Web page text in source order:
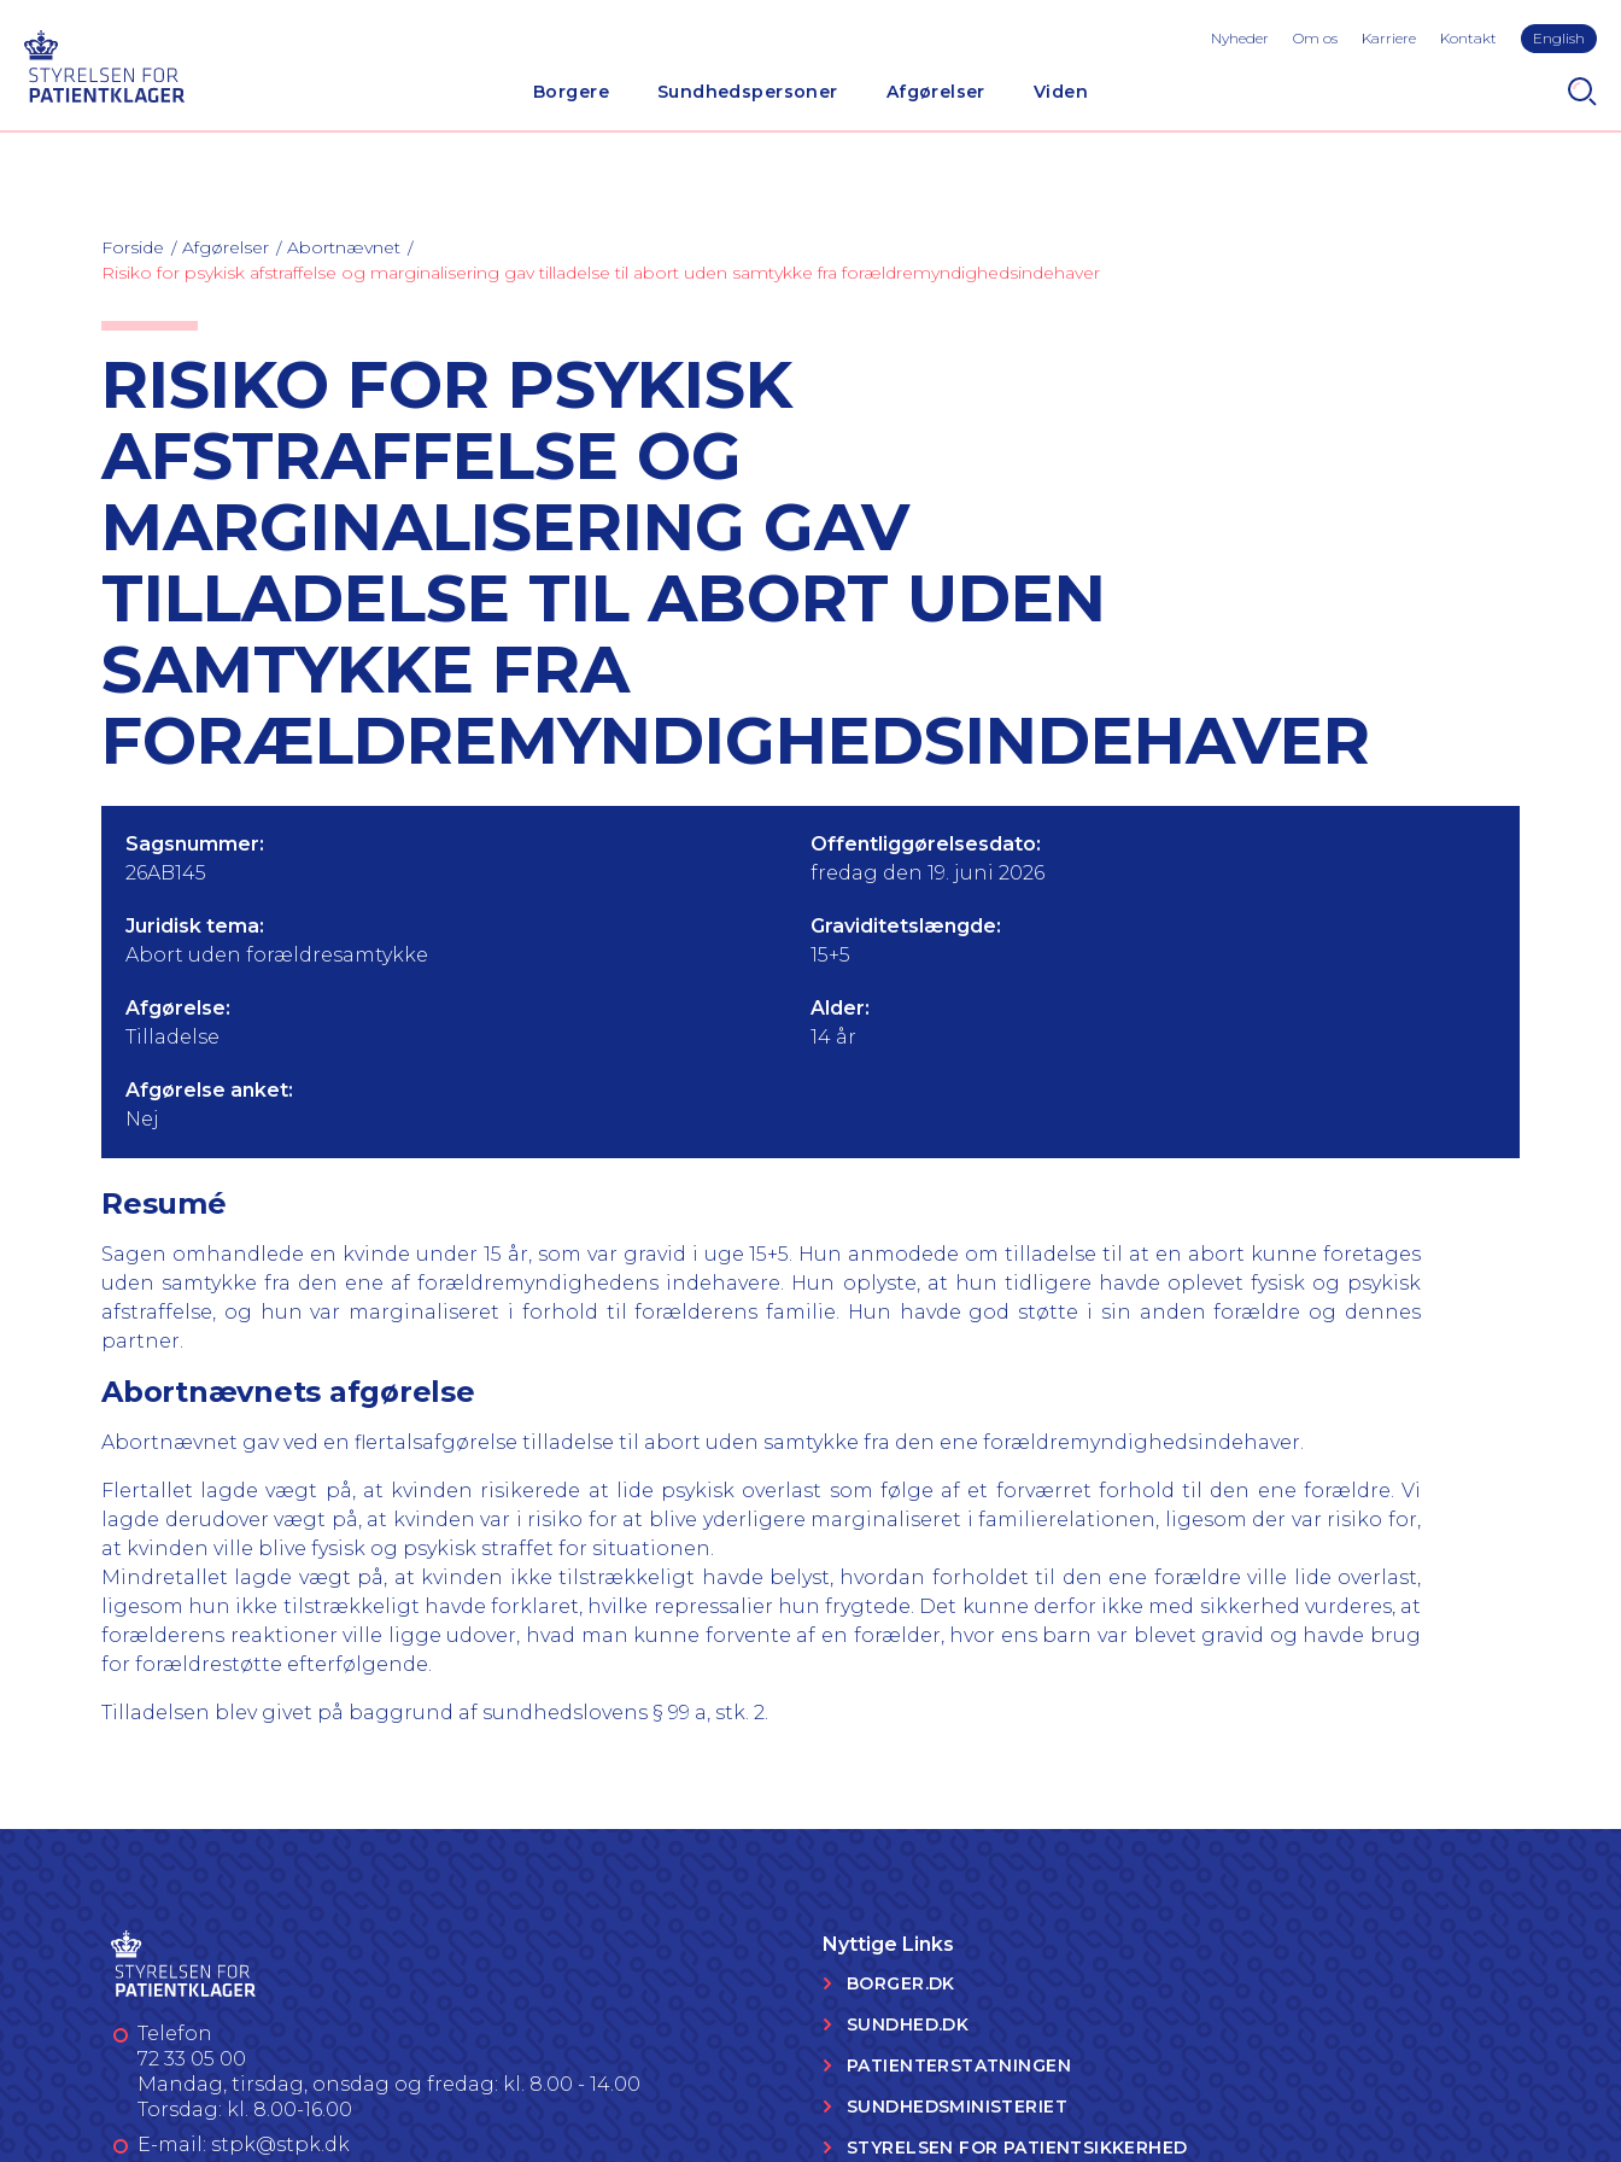
Borgere Sundhedspersoner Afgørelser Viden
Nyheder Om os Karriere Kontakt English
Forside Afgørelser
Abortnævnet
Risiko for psykisk afstraffelse og marginalisering gav tilladelse til abort uden samtykke fra forældremyndighedsindehaver
RISIKO FOR PSYKISK
AFSTRAFFELSE OG
MARGINALISERING GAV
TILLADELSE TIL ABORT UDEN
SAMTYKKE FRA
FORÆLDREMYNDIGHEDSINDEHAVER
Sagsnummer:
26AB145
Offentliggørelsesdato:
fredag den 19. juni 2026
Juridisk tema:
Abort uden forældresamtykke
Graviditetslængde:
15+5
Afgørelse:
Tilladelse
Alder:
14 år
Afgørelse anket:
Nej
Resumé
Sagen omhandlede en kvinde under 15 år, som var gravid i uge 15+5. Hun anmodede om tilladelse til at en abort kunne foretages
uden samtykke fra den ene af forældremyndighedens indehavere. Hun oplyste, at hun tidligere havde oplevet fysisk og psykisk
afstraffelse, og hun var marginaliseret i forhold til forælderens familie. Hun havde god støtte i sin anden forældre og dennes
partner.
Abortnævnets afgørelse
Abortnævnet gav ved en flertalsafgørelse tilladelse til abort uden samtykke fra den ene forældremyndighedsindehaver.
Flertallet lagde vægt på, at kvinden risikerede at lide psykisk overlast som følge af et forværret forhold til den ene forældre. Vi
lagde derudover vægt på, at kvinden var i risiko for at blive yderligere marginaliseret i familierelationen, ligesom der var risiko for,
at kvinden ville blive fysisk og psykisk straffet for situationen.
Mindretallet lagde vægt på, at kvinden ikke tilstrækkeligt havde belyst, hvordan forholdet til den ene forældre ville lide overlast,
ligesom hun ikke tilstrækkeligt havde forklaret, hvilke repressalier hun frygtede. Det kunne derfor ikke med sikkerhed vurderes, at
forælderens reaktioner ville ligge udover, hvad man kunne forvente af en forælder, hvor ens barn var blevet gravid og havde brug
for forældrestøtte efterfølgende.
Tilladelsen blev givet på baggrund af sundhedslovens § 99 a, stk. 2.
Telefon
72 33 05 00
Mandag, tirsdag, onsdag og fredag: kl. 8.00 - 14.00
Torsdag: kl. 8.00-16.00
E-mail: stpk@stpk.dk
Nyttige Links
BORGER.DK
SUNDHED.DK
PATIENTERSTATNINGEN
SUNDHEDSMINISTERIET
STYRELSEN FOR PATIENTSIKKERHED